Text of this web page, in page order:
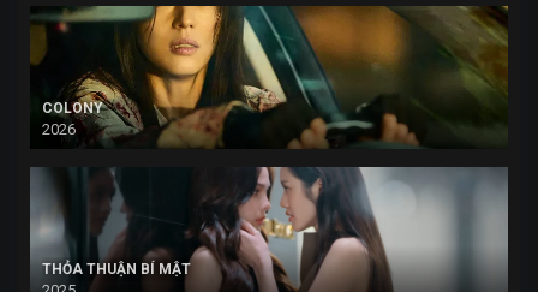
COLONY
2026
THỎA THUẬN BÍ MẬT